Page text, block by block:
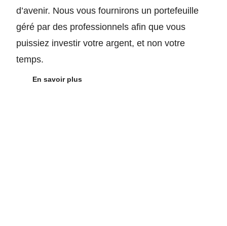
d’avenir. Nous vous fournirons un portefeuille
géré par des professionnels afin que vous
puissiez investir votre argent, et non votre
temps.
En savoir plus